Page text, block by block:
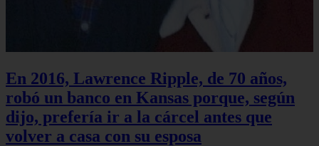
En 2016, Lawrence Ripple, de 70 años,
robó un banco en Kansas porque, según
dijo, prefería ir a la cárcel antes que
volver a casa con su esposa